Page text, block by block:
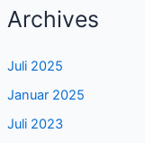
Archives
Juli 2025
Januar 2025
Juli 2023